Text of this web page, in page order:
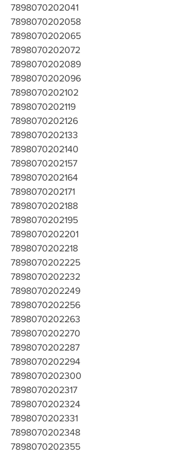
7898070202041
7898070202058
7898070202065
7898070202072
7898070202089
7898070202096
7898070202102
7898070202119
7898070202126
7898070202133
7898070202140
7898070202157
7898070202164
7898070202171
7898070202188
7898070202195
7898070202201
7898070202218
7898070202225
7898070202232
7898070202249
7898070202256
7898070202263
7898070202270
7898070202287
7898070202294
7898070202300
7898070202317
7898070202324
7898070202331
7898070202348
7898070202355